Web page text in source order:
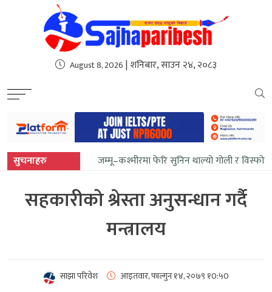
sweet bonanza
August 8, 2026 | शनिबार, साउन २४, २०८३
सुचनाहरु जम्मू–कश्मीरमा फेरि सुनिन थाल्यो गोली र
सहकारीको श्रेस्ता अनुसन्धान गर्दै
मन्त्रालय
साझा परिवेश आइतवार, फाल्गुन १४, २०७९ १0:५0